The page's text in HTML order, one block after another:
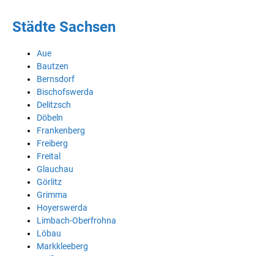
Städte Sachsen
Aue
Bautzen
Bernsdorf
Bischofswerda
Delitzsch
Döbeln
Frankenberg
Freiberg
Freital
Glauchau
Görlitz
Grimma
Hoyerswerda
Limbach-Oberfrohna
Löbau
Markkleeberg